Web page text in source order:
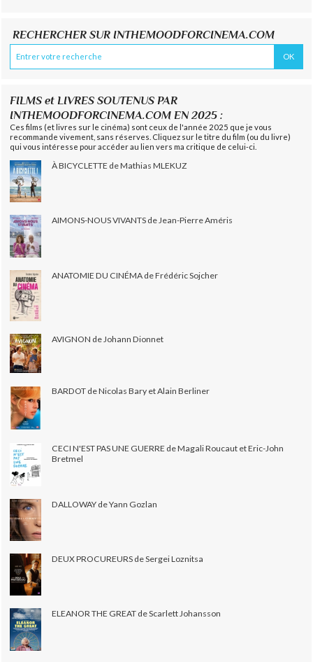
RECHERCHER SUR INTHEMOODFORCINEMA.COM
FILMS et LIVRES SOUTENUS PAR
INTHEMOODFORCINEMA.COM EN 2025 :
Ces films (et livres sur le cinéma) sont ceux de l'année 2025 que je vous
recommande vivement, sans réserves. Cliquez sur le titre du film (ou du livre)
qui vous intéresse pour accéder au lien vers ma critique de celui-ci.
À BICYCLETTE de Mathias MLEKUZ
AIMONS-NOUS VIVANTS de Jean-Pierre Améris
ANATOMIE DU CINÉMA de Frédéric Sojcher
AVIGNON de Johann Dionnet
BARDOT de Nicolas Bary et Alain Berliner
CECI N'EST PAS UNE GUERRE de Magali Roucaut et Eric-John
Bretmel
DALLOWAY de Yann Gozlan
DEUX PROCUREURS de Sergei Loznitsa
ELEANOR THE GREAT de Scarlett Johansson